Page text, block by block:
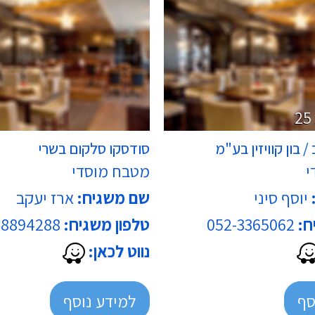
בשרי
רגילה
סודסקו סלקום בשרי
מטבח מוסדי
שם משגיח: ארז יעקב
טלפון משגיח:
נווט לכאן:
למידע נוסף
בון קוויזין בע"מ
יוסף סיני
052-3365062